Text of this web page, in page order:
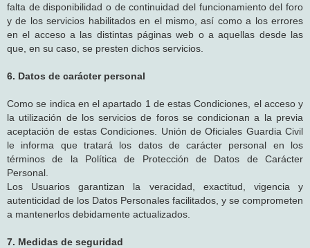
falta de disponibilidad o de continuidad del funcionamiento del foro
y de los servicios habilitados en el mismo, así como a los errores
en el acceso a las distintas páginas web o a aquellas desde las
que, en su caso, se presten dichos servicios.
6. Datos de carácter personal
Como se indica en el apartado 1 de estas Condiciones, el acceso y
la utilización de los servicios de foros se condicionan a la previa
aceptación de estas Condiciones. Unión de Oficiales Guardia Civil
le informa que tratará los datos de carácter personal en los
términos de la Política de Protección de Datos de Carácter
Personal.
Los Usuarios garantizan la veracidad, exactitud, vigencia y
autenticidad de los Datos Personales facilitados, y se comprometen
a mantenerlos debidamente actualizados.
7. Medidas de seguridad